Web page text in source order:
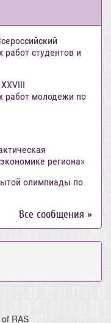
работ студентов и
работ молодежи по
региона»
олимпиады по
Все сообщения »
RAS